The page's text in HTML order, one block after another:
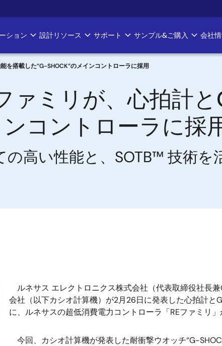
ション 設計リソース サポート サンプル&ご購入 会社
を搭載した”G-SHOCK”のメインコントローラに採用
ァミリが、心拍計
コントローラに採
の高い性能と、SOTB™ 技術
ルネサス エレクトロニクス株式会社（代表取締役社長
会社（以下カシオ計算機）が2月26日に発表した心拍計と
に、ルネサスの超低消費電力コントローラ「REファミリ」
今回、カシオ計算機が発表した耐衝撃ウオッチ“G-